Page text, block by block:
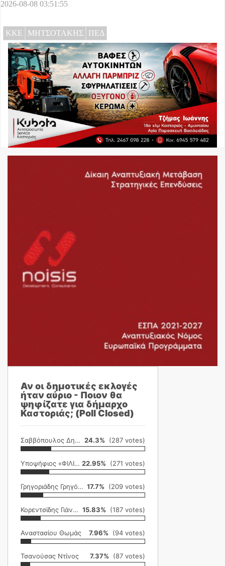
2026-08-08 03:51:55
ΚΚΕ ΜΗΤΣΟΤΑΚΗΣ ΠΕΔ
Αν οι δημοτικές εκλογές
ήταν αύριο - Ποιον θα
ψηφίζατε για δήμαρχο
Καστοριάς; (Poll Closed)
Σαββόπουλος Δημήτρης 24.3% (287 votes)
Υποψήφιος «ΦΙΛΙΚΗ ΕΤΑΙΡΕΙΑ» 22.95% (271 votes)
Γρηγοριάδης Γρηγόρης 17.7% (209 votes)
Κορεντσίδης Γιάννης 15.83% (187 votes)
Αναστασίου Θωμάς 7.96% (94 votes)
Τσανούσας Ντίνος 7.37% (87 votes)